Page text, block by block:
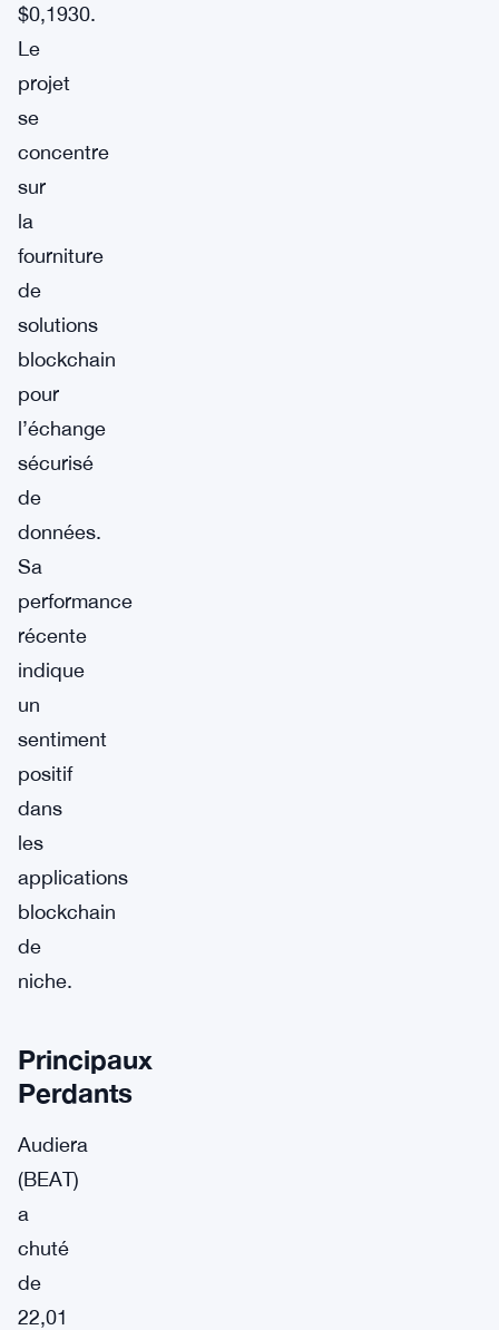
$0,1930.
Le
projet
se
concentre
sur
la
fourniture
de
solutions
blockchain
pour
l’échange
sécurisé
de
données.
Sa
performance
récente
indique
un
sentiment
positif
dans
les
applications
blockchain
de
niche.
Principaux
Perdants
Audiera
(BEAT)
a
chuté
de
22,01